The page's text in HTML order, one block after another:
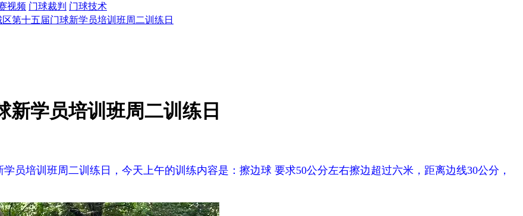
视频 门球裁判 门球技术
第十五届门球新学员培训班周二训练日
新学员培训班周二训练日
员培训班周二训练日，今天上午的训练内容是：擦边球 要求50公分左右擦边超过六米，距离边线30公分，